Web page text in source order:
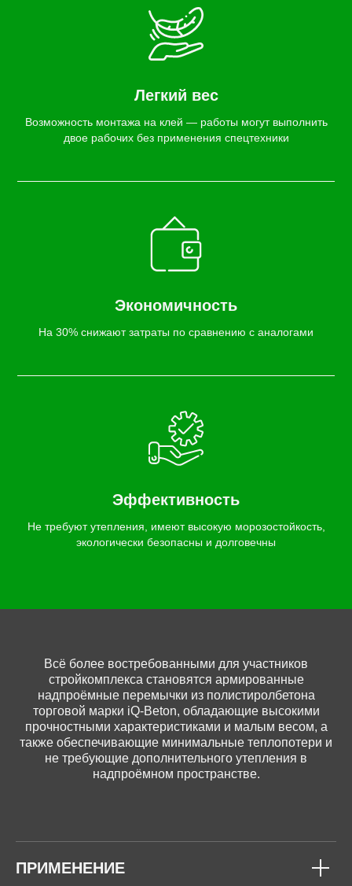
Легкий вес
Возможность монтажа на клей — работы могут выполнить
двое рабочих без применения спецтехники
Экономичность
На 30% снижают затраты по сравнению с аналогами
Эффективность
Не требуют утепления, имеют высокую морозостойкость,
экологически безопасны и долговечны
Всё более востребованными для участников
стройкомплекса становятся армированные
надпроёмные перемычки из полистиролбетона
торговой марки iQ-Beton, обладающие высокими
прочностными характеристиками и малым весом, а
также обеспечивающие минимальные теплопотери и
не требующие дополнительного утепления в
надпроёмном пространстве.
ПРИМЕНЕНИЕ